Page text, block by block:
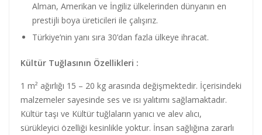
Alman, Amerikan ve İngiliz ülkelerinden dünyanın en
prestijli boya üreticileri ile çalışırız.
Türkiye’nin yanı sıra 30’dan fazla ülkeye ihracat.
Kültür Tuğlasının Özellikleri :
1 m² ağırlığı 15 – 20 kg arasında değişmektedir. İçerisindeki
malzemeler sayesinde ses ve ısı yalıtımı sağlamaktadır.
Kültür taşı ve Kültür tuğlaların yanıcı ve alev alıcı,
sürükleyici özelliği kesinlikle yoktur. İnsan sağlığına zararlı